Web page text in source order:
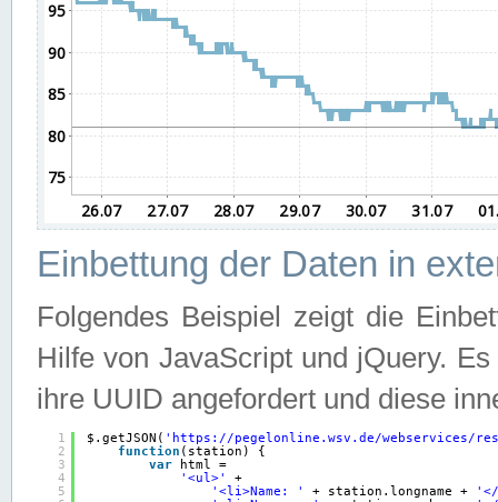
Einbettung der Daten in
Folgendes Beispiel zeigt die
Hilfe von JavaScript und jQuery.
ihre UUID angefordert und diese
1
2
3
4
5
$.getJSON( ' https://pegelonline.wsv.de/webservices/
function (station) {
var
html =
'<ul>'
+
'<li>Name: '
+ station.longname +